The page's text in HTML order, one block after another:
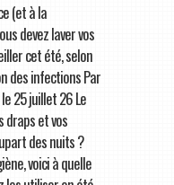
(et à la
devez laver vos
cet été, selon
des infections Par
25 juillet 26 Le
draps et vos
des nuits ?
voici à quelle